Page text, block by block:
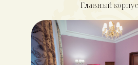
Главный корпус